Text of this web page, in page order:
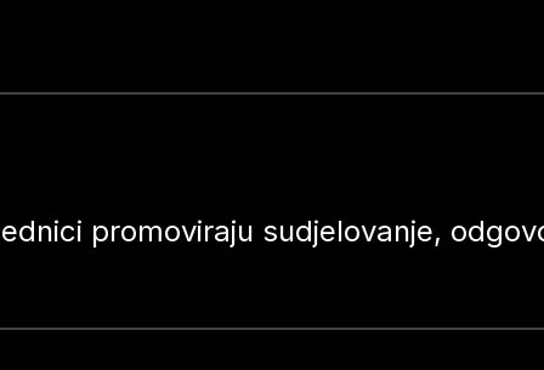
promoviraju sudjelovanje,